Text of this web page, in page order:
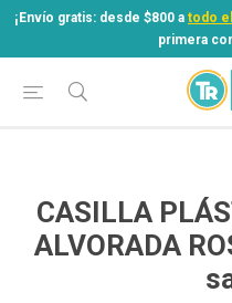
¡Envío gratis: desde $800 a todo
primera
¡Envío gratis: desde $800 atodo
primera
CASILLA
ALVORADA